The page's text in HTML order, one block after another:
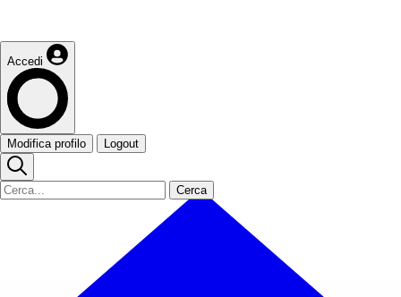
Accedi
Modifica profilo Logout
Cerca